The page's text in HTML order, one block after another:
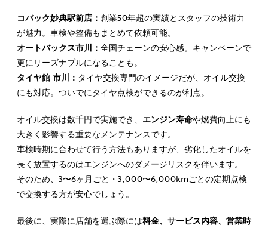
コバック妙典駅前店： 創業50年超の実績とスタッフの技術力
が魅力。車検や整備もまとめて依頼可能。
オートバックス市川： 全国チェーンの安心感。キャンペーンで
更にリーズナブルになることも。
タイヤ館 市川： タイヤ交換専門のイメージだが、オイル交換
にも対応。ついでにタイヤ点検ができるのが利点。
オイル交換は数千円で実施でき、 エンジン寿命や燃費向上にも
大きく影響する重要なメンテナンスです。
車検時期に合わせて行う方法もありますが、劣化したオイルを
長く放置するのはエンジンへのダメージリスクを伴います。
そのため、3〜6ヶ月ごと・3,000〜6,000kmごとの定期点検
で交換する方が安心でしょう。
最後に、実際に店舗を選ぶ際には料金、サービス内容、営業時